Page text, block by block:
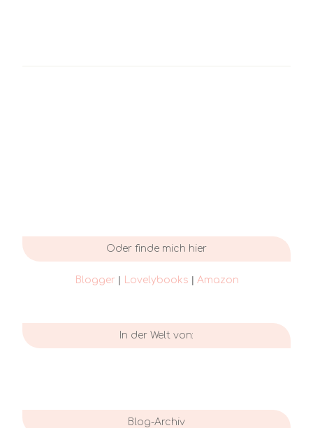
Oder finde mich hier
Blogger| Lovelybooks | Amazon
In der Welt von:
Blog-Archiv